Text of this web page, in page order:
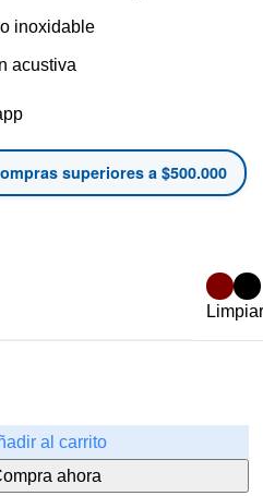
inoxidable
acustiva
superiores a $500.000
Limpiar
al carrito
ahora